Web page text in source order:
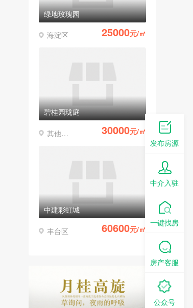
绿地玫瑰园
海淀区 25000元/㎡
碧桂园珑庭
其他区县 30000元/㎡
中建彩虹城
丰台区 60600元/㎡
发布房源
中介入驻
一键找房
房产客服
公众号